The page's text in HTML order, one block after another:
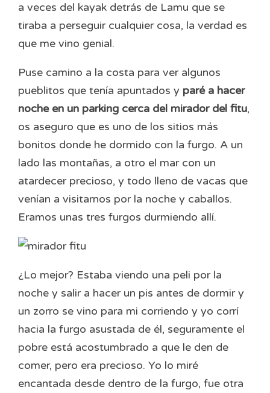
a veces del kayak detrás de Lamu que se
tiraba a perseguir cualquier cosa, la verdad es
que me vino genial.
Puse camino a la costa para ver algunos
pueblitos que tenía apuntados y paré a hacer
noche en un parking cerca del mirador del fitu,
os aseguro que es uno de los sitios más
bonitos donde he dormido con la furgo. A un
lado las montañas, a otro el mar con un
atardecer precioso, y todo lleno de vacas que
venían a visitarnos por la noche y caballos.
Eramos unas tres furgos durmiendo allí.
¿Lo mejor? Estaba viendo una peli por la
noche y salir a hacer un pis antes de dormir y
un zorro se vino para mi corriendo y yo corrí
hacia la furgo asustada de él, seguramente el
pobre está acostumbrado a que le den de
comer, pero era precioso. Yo lo miré
encantada desde dentro de la furgo, fue otra